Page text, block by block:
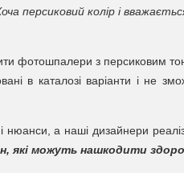
персиковий колір і
фотошпалери з персиковим
в каталозі варіанти і не
а наші дизайнери
які можуть нашкодити